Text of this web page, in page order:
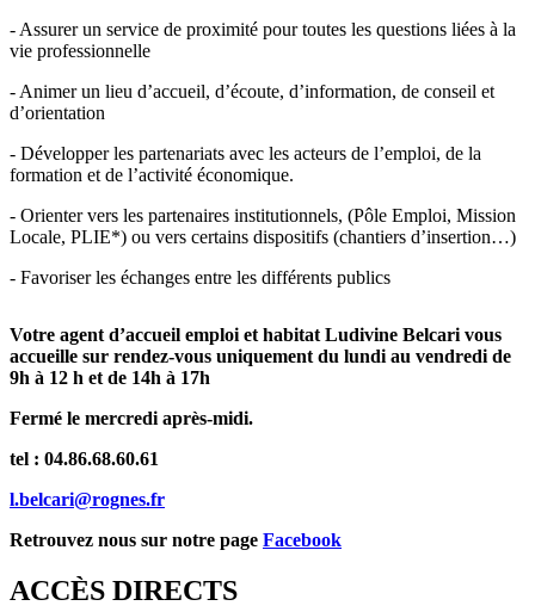
- Assurer un service de proximité pour toutes les questions liées à la
vie professionnelle
- Animer un lieu d’accueil, d’écoute, d’information, de conseil et
d’orientation
- Développer les partenariats avec les acteurs de l’emploi, de la
formation et de l’activité économique.
- Orienter vers les partenaires institutionnels, (Pôle Emploi, Mission
Locale, PLIE*) ou vers certains dispositifs (chantiers d’insertion…)
- Favoriser les échanges entre les différents publics
Votre agent d’accueil emploi et habitat Ludivine Belcari vous
accueille sur rendez-vous uniquement du lundi au vendredi de
9h à 12 h et de 14h à 17h
Fermé le mercredi après-midi.
tel : 04.86.68.60.61
l.belcari@rognes.fr
Retrouvez nous sur notre page Facebook
ACCÈS DIRECTS